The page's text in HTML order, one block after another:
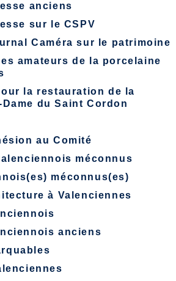
anciens
sur le CSPV
Caméra sur le patrimoine
amateurs de la porcelaine
la restauration de la
du Saint Cordon
au Comité
méconnus
méconnus(es)
à Valenciennes
anciens